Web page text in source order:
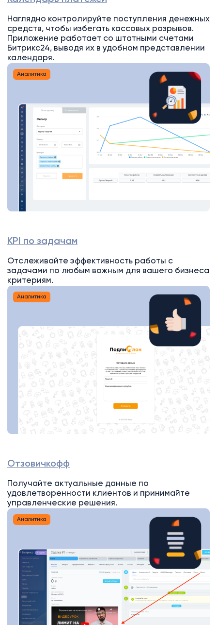
Наглядно контролируйте поступления денежных
средств, чтобы избегать кассовых разрывов.
Приложение работает со штатными счетами
Битрикс24, выводя их в удобном представлении
календаря.
Аналитика
KPI по задачам
Отслеживайте эффективность работы с
задачами по любым важным для вашего бизнеса
критериям.
Аналитика
Отзовичкофф
Получайте актуальные данные по
удовлетворенности клиентов и принимайте
управленческие решения.
Аналитика